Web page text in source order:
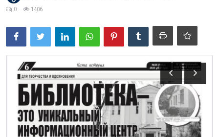
Лента
Контакты
ГНМБ
Цифровые коллекции
История здравоохранения Узбекистана
0
1406